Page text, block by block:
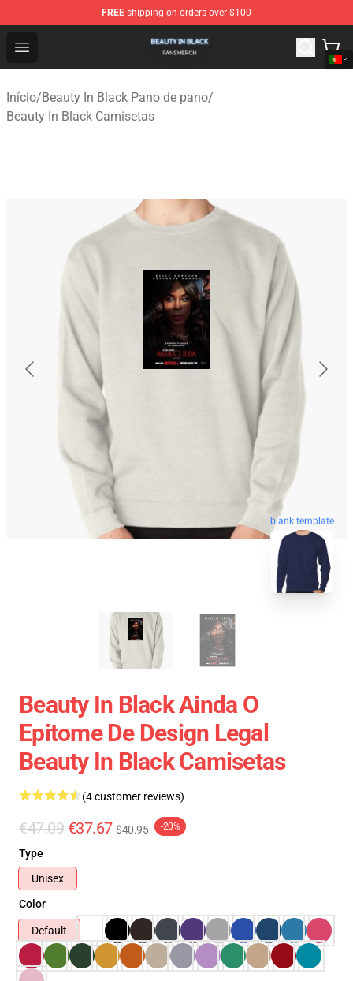
FREE shipping on orders over $100
Open menu
Beauty In Black Shop - Official Beauty In Black
Início/Beauty In Black Pano de pano/
Beauty In Black Camisetas
blank template
Beauty In Black Ainda O
Epitome De Design Legal
Beauty In Black Camisetas
(4 customer reviews)
€47.09 €37.67 $40.95 -20%
Type
Unisex
Color
Default